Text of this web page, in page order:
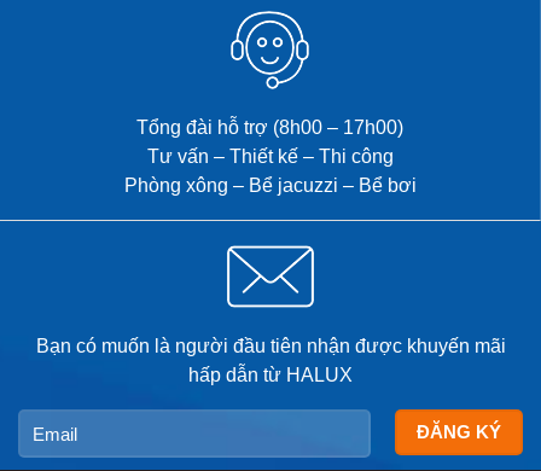
được thiết kế đồng bộ nhằm
mang đến không gian thư giãn
riêng tư, chăm sóc sức khỏe
và […]
Tổng đài hỗ trợ (8h00 – 17h00)
Tư vấn – Thiết kế – Thi công
Phòng xông – Bể jacuzzi – Bể bơi
Bạn có muốn là người đầu tiên nhận được khuyến mãi
hấp dẫn từ HALUX